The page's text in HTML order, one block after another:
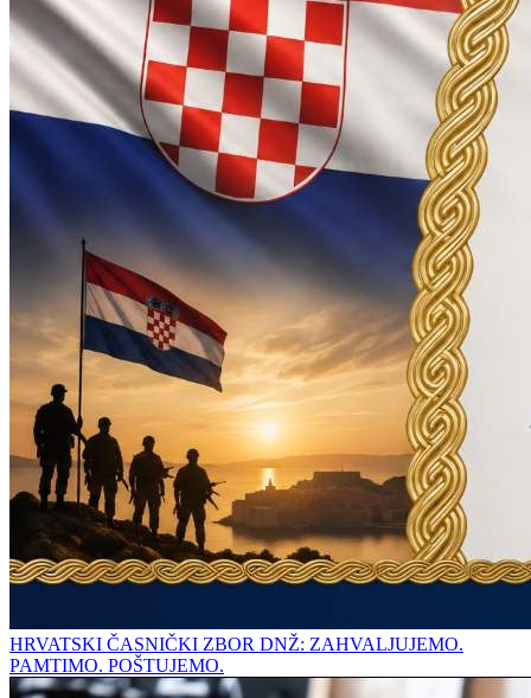
HRVATSKI ČASNIČKI ZBOR DNŽ: ZAHVALJUJEMO.
PAMTIMO. POŠTUJEMO.